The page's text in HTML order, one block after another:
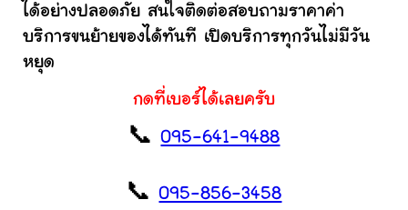
ได้อย่างปลอดภัย สนใจติดต่อสอบถามราคาค่า
บริการขนย้ายของได้ทันที เปิดบริการทุกวันไม่มีวัน
หยุด
กดที่เบอร์ได้เลยครับ
📞095-641-9488
📞095-856-3458